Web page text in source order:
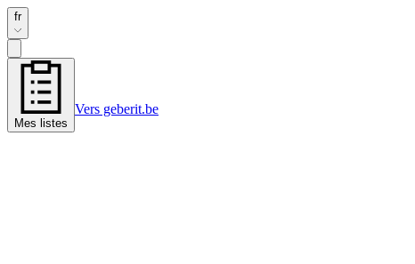
fr
Mes listes
Vers geberit.be